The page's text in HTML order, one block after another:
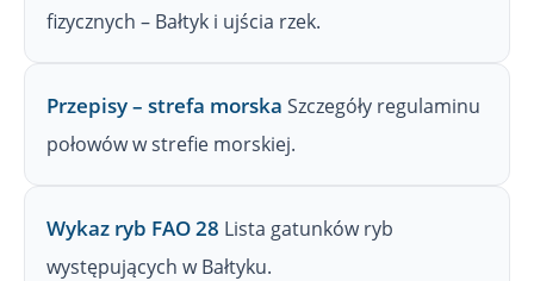
fizycznych – Bałtyk i ujścia rzek.
Przepisy – strefa morska Szczegóły regulaminu
połowów w strefie morskiej.
Wykaz ryb FAO 28 Lista gatunków ryb
występujących w Bałtyku.